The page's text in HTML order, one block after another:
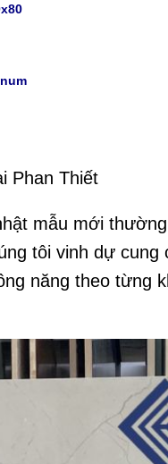
Phan Thiết
mẫu mới
tôi vinh dự
năng theo từng